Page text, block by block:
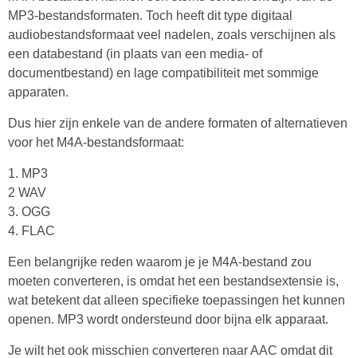
MP3-bestandsformaten. Toch heeft dit type digitaal
audiobestandsformaat veel nadelen, zoals verschijnen als
een databestand (in plaats van een media- of
documentbestand) en lage compatibiliteit met sommige
apparaten.
Dus hier zijn enkele van de andere formaten of alternatieven
voor het M4A-bestandsformaat:
1. MP3
2 WAV
3. OGG
4. FLAC
Een belangrijke reden waarom je je M4A-bestand zou
moeten converteren, is omdat het een bestandsextensie is,
wat betekent dat alleen specifieke toepassingen het kunnen
openen. MP3 wordt ondersteund door bijna elk apparaat.
Je wilt het ook misschien converteren naar AAC omdat dit